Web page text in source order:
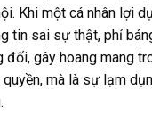
Khi một cá nhân lợi
tin sai sự thật, phỉ
gây hoang mang
mà là sự lạm